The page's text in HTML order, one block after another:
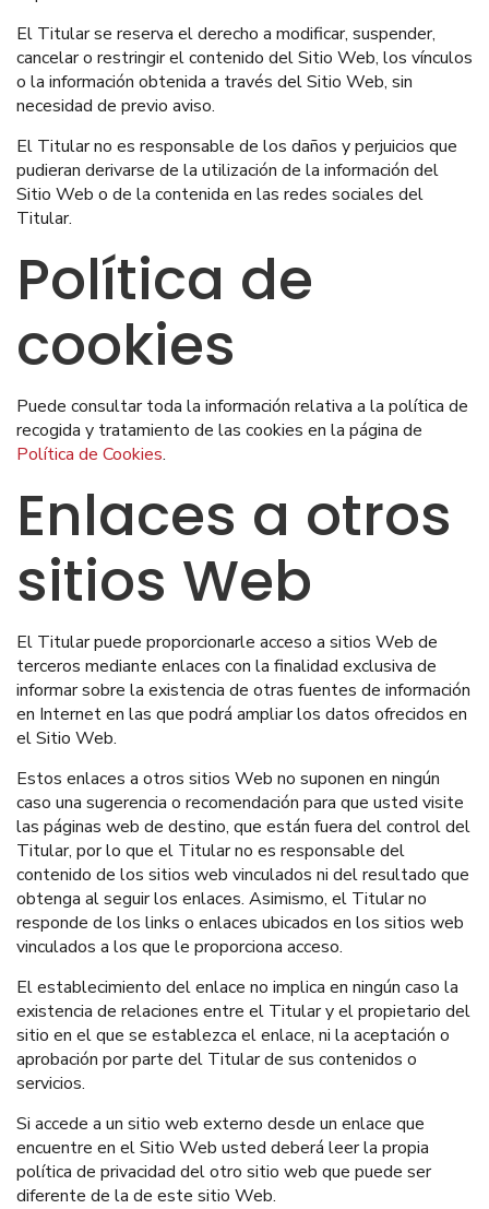
El Titular se reserva el derecho a modificar, suspender,
cancelar o restringir el contenido del Sitio Web, los vínculos
o la información obtenida a través del Sitio Web, sin
necesidad de previo aviso.
El Titular no es responsable de los daños y perjuicios que
pudieran derivarse de la utilización de la información del
Sitio Web o de la contenida en las redes sociales del
Titular.
Política de
cookies
Puede consultar toda la información relativa a la política de
recogida y tratamiento de las cookies en la página de
Política de Cookies.
Enlaces a otros
sitios Web
El Titular puede proporcionarle acceso a sitios Web de
terceros mediante enlaces con la finalidad exclusiva de
informar sobre la existencia de otras fuentes de información
en Internet en las que podrá ampliar los datos ofrecidos en
el Sitio Web.
Estos enlaces a otros sitios Web no suponen en ningún
caso una sugerencia o recomendación para que usted visite
las páginas web de destino, que están fuera del control del
Titular, por lo que el Titular no es responsable del
contenido de los sitios web vinculados ni del resultado que
obtenga al seguir los enlaces. Asimismo, el Titular no
responde de los links o enlaces ubicados en los sitios web
vinculados a los que le proporciona acceso.
El establecimiento del enlace no implica en ningún caso la
existencia de relaciones entre el Titular y el propietario del
sitio en el que se establezca el enlace, ni la aceptación o
aprobación por parte del Titular de sus contenidos o
servicios.
Si accede a un sitio web externo desde un enlace que
encuentre en el Sitio Web usted deberá leer la propia
política de privacidad del otro sitio web que puede ser
diferente de la de este sitio Web.